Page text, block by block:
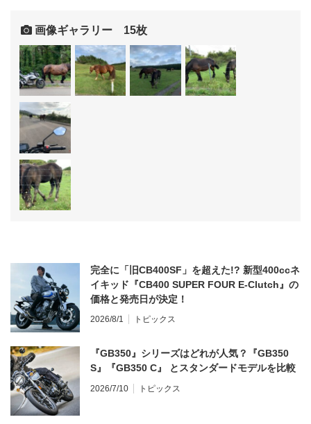
画像ギャラリー 15枚
完全に「旧CB400SF」を超えた!? 新型400ccネ
イキッド『CB400 SUPER FOUR E-Clutch』の
価格と発売日が決定！
2026/8/1 トピックス
『GB350』シリーズはどれが人気？『GB350
S』『GB350 C』 とスタンダードモデルを比較
2026/7/10 トピックス